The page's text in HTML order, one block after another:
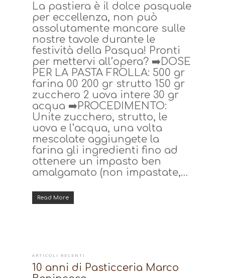
La pastiera è il dolce pasquale
per eccellenza, non può
assolutamente mancare sulle
nostre tavole durante le
festività della Pasqua! Pronti
per mettervi all’opera? ➡️DOSE
PER LA PASTA FROLLA: 500 gr
farina 00 200 gr strutto 150 gr
zucchero 2 uova intere 30 gr
acqua ➡️PROCEDIMENTO:
Unite zucchero, strutto, le
uova e l’acqua, una volta
mescolate aggiungete la
farina gli ingredienti fino ad
ottenere un impasto ben
amalgamato (non impastate,…
Read More
ARTICOLI RECENTI
10 anni di Pasticceria Marco